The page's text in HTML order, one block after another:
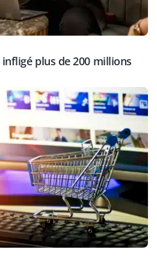
infligé plus de 200 millions